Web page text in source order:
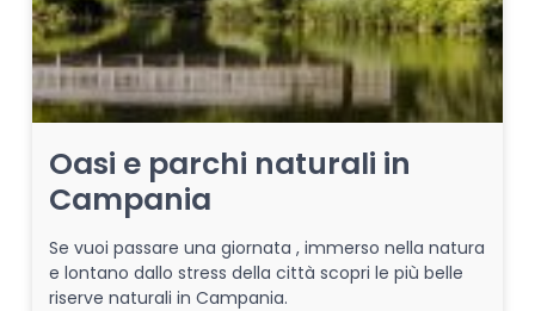
Oasi e parchi naturali in
Campania
Se vuoi passare una giornata , immerso nella natura
e lontano dallo stress della città scopri le più belle
riserve naturali in Campania.